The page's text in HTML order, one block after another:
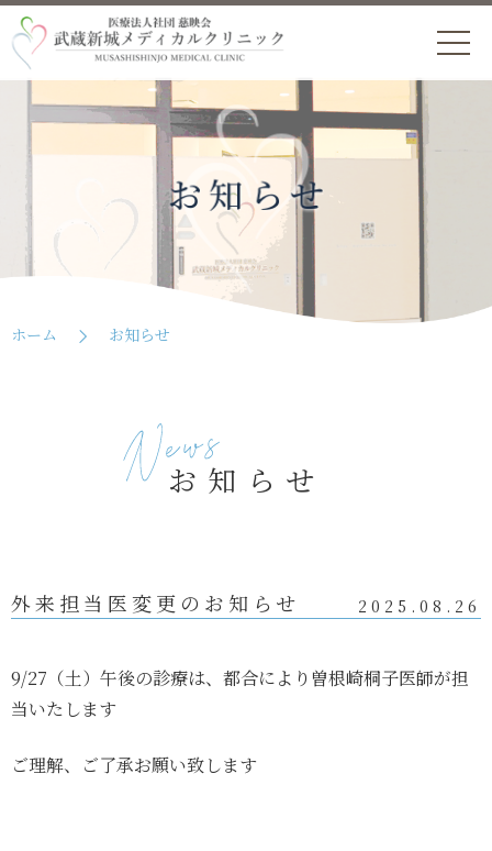
ホーム お知らせ
お知らせ
外来担当医変更のお知らせ 2025.08.26
9/27（土）午後の診療は、都合により曽根崎桐子医師が担
当いたします
ご理解、ご了承お願い致します